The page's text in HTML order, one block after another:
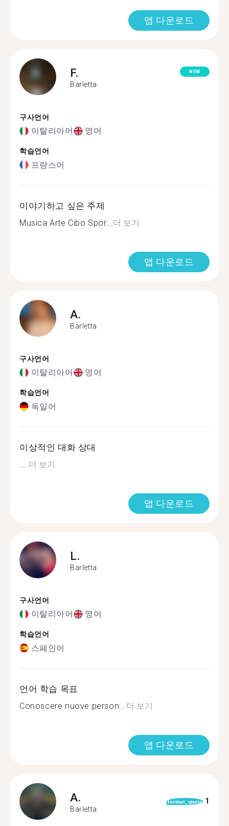
앱 다운로드
F.
Barletta
NEW
구사언어
이탈리아어 영어
학습언어
프랑스어
이야기하고 싶은 주제
Musica Arte Cibo Spor... 더 보기
앱 다운로드
A.
Barletta
구사언어
이탈리아어 영어
학습언어
독일어
이상적인 대화 상대
더 보기
앱 다운로드
L.
Barletta
구사언어
이탈리아어 영어
학습언어
스페인어
언어 학습 목표
Conoscere nuove person... 더 보기
앱 다운로드
A.
Barletta
format_quote 1